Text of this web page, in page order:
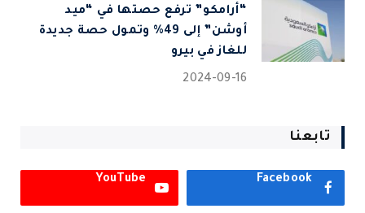
“أرامكو” ترفع حصتها في “ميد
أوشن” إلى 49% وتمول حصة جديدة
للغاز في بيرو
2024-09-16
تابعنا
Facebook
YouTube